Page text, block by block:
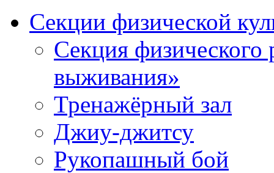
Секции физической
Секция физического
выживания»
Тренажёрный зал
Джиу-джитсу
Рукопашный бой